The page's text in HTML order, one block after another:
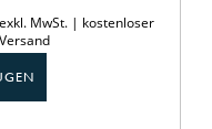
exkl. MwSt. | kostenloser
Versand